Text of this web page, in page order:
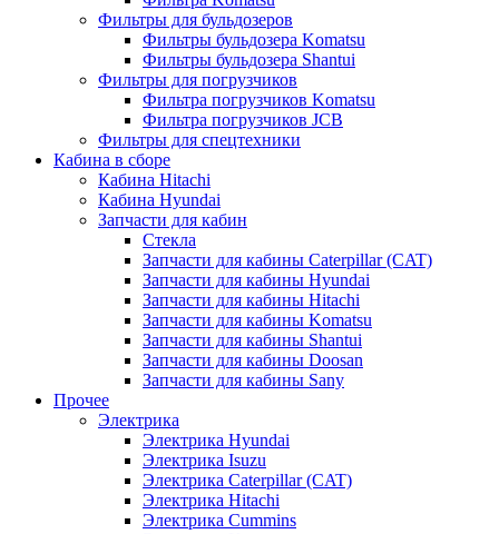
Фильтры для бульдозеров
Фильтры бульдозера Komatsu
Фильтры бульдозера Shantui
Фильтры для погрузчиков
Фильтра погрузчиков Komatsu
Фильтра погрузчиков JCB
Фильтры для спецтехники
Кабина в сборе
Кабина Hitachi
Кабина Hyundai
Запчасти для кабин
Стекла
Запчасти для кабины Caterpillar (CAT)
Запчасти для кабины Hyundai
Запчасти для кабины Hitachi
Запчасти для кабины Komatsu
Запчасти для кабины Shantui
Запчасти для кабины Doosan
Запчасти для кабины Sany
Прочее
Электрика
Электрика Hyundai
Электрика Isuzu
Электрика Caterpillar (CAT)
Электрика Hitachi
Электрика Cummins